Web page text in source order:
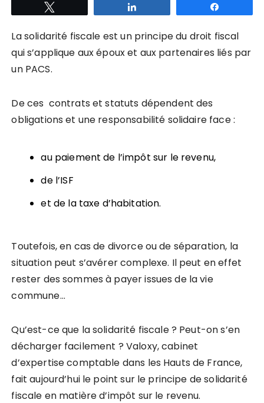
La solidarité fiscale est un principe du droit fiscal
qui s’applique aux époux et aux partenaires liés par
un PACS.
De ces contrats et statuts dépendent des
obligations et une responsabilité solidaire face :
au paiement de l’impôt sur le revenu,
de l’ISF
et de la taxe d’habitation.
Toutefois, en cas de divorce ou de séparation, la
situation peut s’avérer complexe. Il peut en effet
rester des sommes à payer issues de la vie
commune…
Qu’est-ce que la solidarité fiscale ? Peut-on s’en
décharger facilement ? Valoxy, cabinet
d’expertise comptable dans les Hauts de France,
fait aujourd’hui le point sur le principe de solidarité
fiscale en matière d’impôt sur le revenu.